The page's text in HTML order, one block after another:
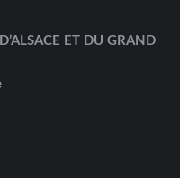
ET DU GRAND